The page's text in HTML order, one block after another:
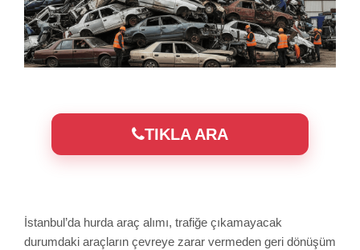
TIKLA ARA
İstanbul’da hurda araç alımı, trafiğe çıkamayacak
durumdaki araçların çevreye zarar vermeden geri dönüşüm